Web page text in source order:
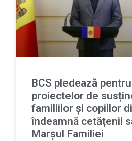
BCS pledează
proiectelor de
familiilor și copiilor
îndeamnă cetățenii
Marșul Familiei